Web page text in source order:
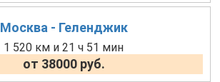
Москва - Геленджик
1 520 км и 21 ч 51 мин
от 38000 руб.